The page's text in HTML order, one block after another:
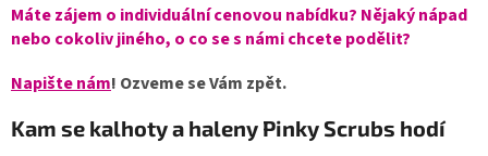
Máte zájem o individuální cenovou nabídku? Nějaký nápad
nebo cokoliv jiného, o co se s námi chcete podělit?
Napište nám! Ozveme se Vám zpět.
Kam se kalhoty a haleny Pinky Scrubs hodí